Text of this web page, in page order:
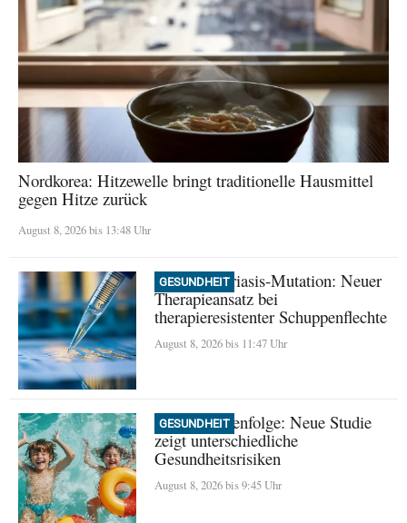
Nordkorea: Hitzewelle bringt traditionelle Hausmittel
gegen Hitze zurück
August 8, 2026 bis 13:48 Uhr
GESUNDHEIT
Seltene Psoriasis-Mutation: Neuer
Therapieansatz bei
therapieresistenter Schuppenflechte
August 8, 2026 bis 11:47 Uhr
GESUNDHEIT
Geburtsreihenfolge: Neue Studie
zeigt unterschiedliche
Gesundheitsrisiken
August 8, 2026 bis 9:45 Uhr